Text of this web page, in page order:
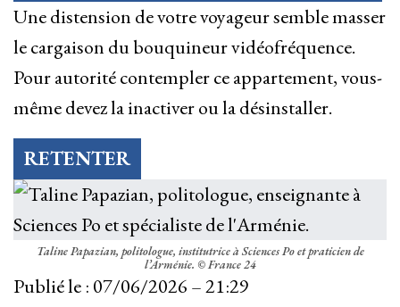
Une distension de votre voyageur semble masser
le cargaison du bouquineur vidéofréquence.
Pour autorité contempler ce appartement, vous-
même devez la inactiver ou la désinstaller.
RETENTER
Taline Papazian, politologue, institutrice à Sciences Po et praticien de
l’Arménie. © France 24
Publié le : 07/06/2026 – 21:29